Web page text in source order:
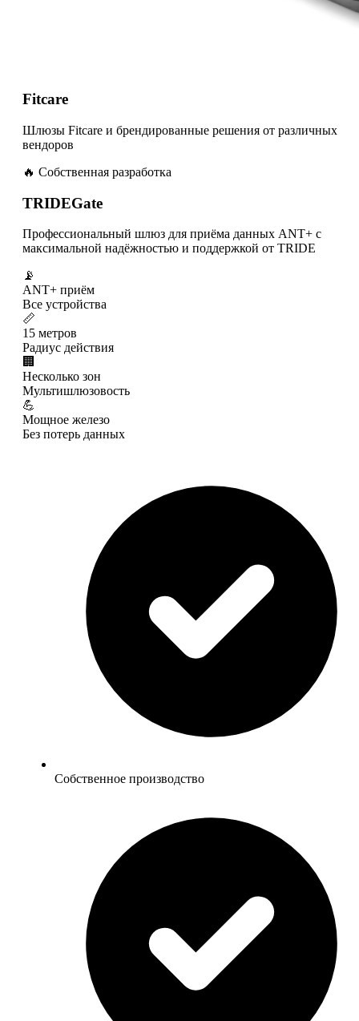
Fitcare
Шлюзы Fitcare и брендированные решения от различных
вендоров
🔥 Собственная разработка
TRIDEGate
Профессиональный шлюз для приёма данных ANT+ с
максимальной надёжностью и поддержкой от TRIDE
📡
ANT+ приём
Все устройства
📏
15 метров
Радиус действия
🏢
Несколько зон
Мультишлюзовость
💪
Мощное железо
Без потерь данных
Собственное производство